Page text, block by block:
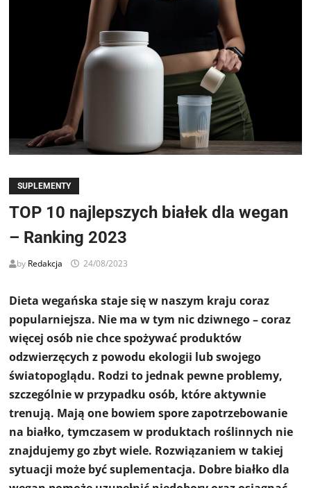
SUPLEMENTY
TOP 10 najlepszych białek dla wegan
– Ranking 2023
by Redakcja 24/08/2023
Dieta wegańska staje się w naszym kraju coraz
popularniejsza. Nie ma w tym nic dziwnego – coraz
więcej osób nie chce spożywać produktów
odzwierzęcych z powodu ekologii lub swojego
światopoglądu. Rodzi to jednak pewne problemy,
szczególnie w przypadku osób, które aktywnie
trenują. Mają one bowiem spore zapotrzebowanie
na białko, tymczasem w produktach roślinnych nie
znajdujemy go zbyt wiele. Rozwiązaniem w takiej
sytuacji może być suplementacja. Dobre białko dla